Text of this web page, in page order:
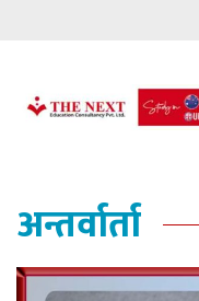
अन्तर्वार्ता